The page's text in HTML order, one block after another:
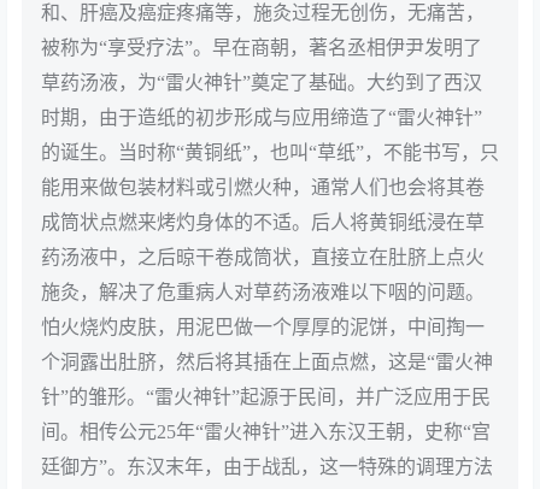
和、肝癌及癌症疼痛等，施灸过程无创伤，无痛苦，
被称为“享受疗法”。早在商朝，著名丞相伊尹发明了
草药汤液，为“雷火神针”奠定了基础。大约到了西汉
时期，由于造纸的初步形成与应用缔造了“雷火神针”
的诞生。当时称“黄铜纸”，也叫“草纸”，不能书写，只
能用来做包装材料或引燃火种，通常人们也会将其卷
成筒状点燃来烤灼身体的不适。后人将黄铜纸浸在草
药汤液中，之后晾干卷成筒状，直接立在肚脐上点火
施灸，解决了危重病人对草药汤液难以下咽的问题。
怕火烧灼皮肤，用泥巴做一个厚厚的泥饼，中间掏一
个洞露出肚脐，然后将其插在上面点燃，这是“雷火神
针”的雏形。“雷火神针”起源于民间，并广泛应用于民
间。相传公元25年“雷火神针”进入东汉王朝，史称“宫
廷御方”。东汉末年，由于战乱，这一特殊的调理方法